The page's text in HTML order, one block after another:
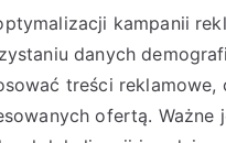
kampanii
danych
treści
ofertą.